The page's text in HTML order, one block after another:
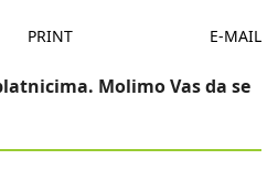
PRINT E-MAIL
Molimo Vas da se